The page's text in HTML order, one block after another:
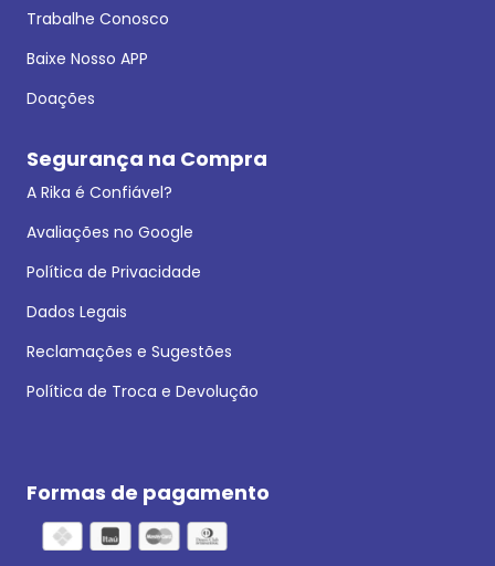
Trabalhe Conosco
Baixe Nosso APP
Doações
Segurança na Compra
A Rika é Confiável?
Avaliações no Google
Política de Privacidade
Dados Legais
Reclamações e Sugestões
Política de Troca e Devolução
Formas de pagamento